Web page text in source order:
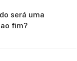
será uma
fim?